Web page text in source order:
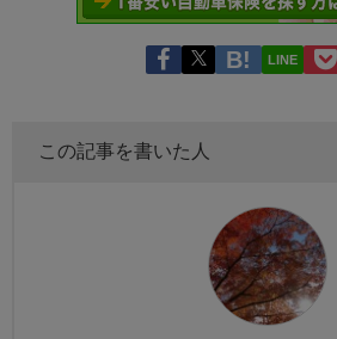
LINE
この記事を書いた人